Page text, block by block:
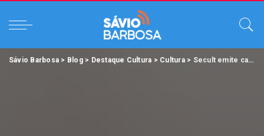
Sávio Barbosa > Blog> Destaque Cultura > Cultura> Secult emite carteira de eventos culturais para idosos, aposentados e PcD; saiba onde!